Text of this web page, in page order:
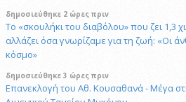
δημοσιεύθηκε 2 ώρες πριν
Το «σκουλήκι του διαβόλου» που ζει 1,3
αλλάζει όσα γνωρίζαμε για τη ζωή: «Οι
κόσμο»
δημοσιεύθηκε 3 ώρες πριν
Επανεκλογή του Αθ. Κουσαθανά - Μέγα